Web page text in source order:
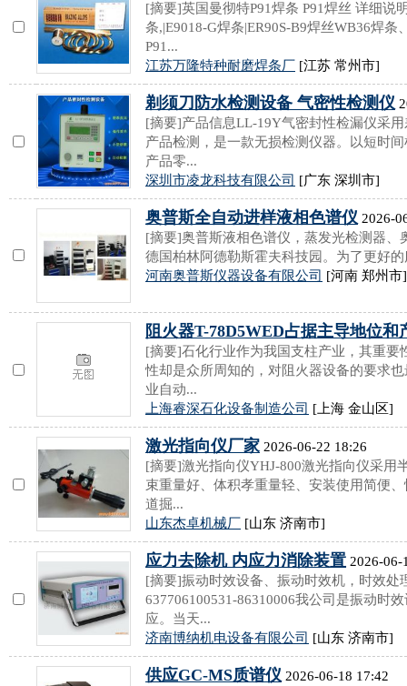
[摘要]英国曼彻特P91焊条 P91焊丝 详细说
条,|E9018-G焊条|ER90S-B9焊丝WB36焊
P91...
江苏万隆特种耐磨焊条厂 [江苏 常州市]
剃须刀防水检测设备 气密性检测仪
[摘要]产品信息LL-19Y气密封性检漏仪采
产品检测，是一款无损检测仪器。以短时
产品零...
深圳市凌龙科技有限公司 [广东 深圳市]
奥普斯全自动进样液相色谱仪 2026-
[摘要]奥普斯液相色谱仪，蒸发光检测器、
德国柏林阿德勒斯霍夫科技园。为了更好
河南奥普斯仪器设备有限公司 [河南 郑州市]
阻火器T-78D5WED占据主导地位和
[摘要]石化行业作为我国支柱产业，其重要
性却是众所周知的，对阻火器设备的要求
业自动...
上海睿深石化设备制造公司 [上海 金山区]
激光指向仪厂家 2026-06-22 18:26
[摘要]激光指向仪YHJ-800激光指向仪采用
束重量好、体积孝重量轻、安装使用简便
道掘...
山东杰卓机械厂 [山东 济南市]
应力去除机 内应力消除装置 2026-06-
[摘要]振动时效设备、振动时效机，时效处
637706100531-86310006我公司是振动时
应。当天...
济南博纳机电设备有限公司 [山东 济南市]
供应GC-MS质谱仪 2026-06-18 17:42